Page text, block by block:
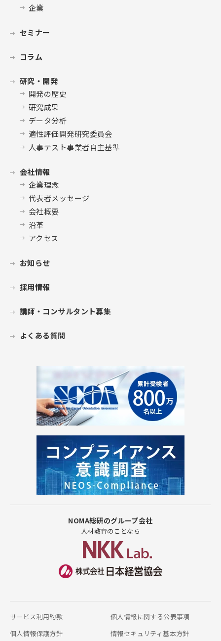
企業
セミナー
コラム
研究・開発
開発の歴史
研究成果
データ分析
適性評価開発研究委員会
人事テスト事業者自主基準
会社情報
企業理念
代表者メッセージ
会社概要
沿革
アクセス
お知らせ
採用情報
講師・コンサルタント募集
よくある質問
NOMA総研のグループ会社
人材教育のことなら
サービス利用約款
個人情報に関する公表事項
個人情報保護方針
情報セキュリティ基本方針